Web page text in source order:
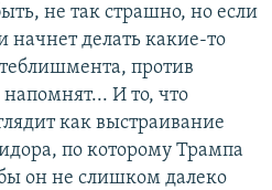
не так страшно, но если
начнет делать какие-то
против
И то, что
как выстраивание
по которому Трампа
он не слишком далеко